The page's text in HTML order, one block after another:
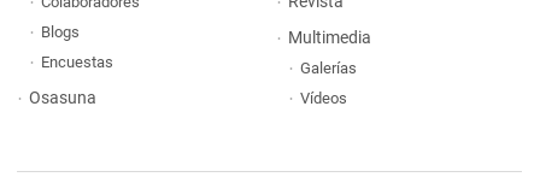
Blogs
Encuestas
Osasuna
Multimedia
Galerías
Vídeos